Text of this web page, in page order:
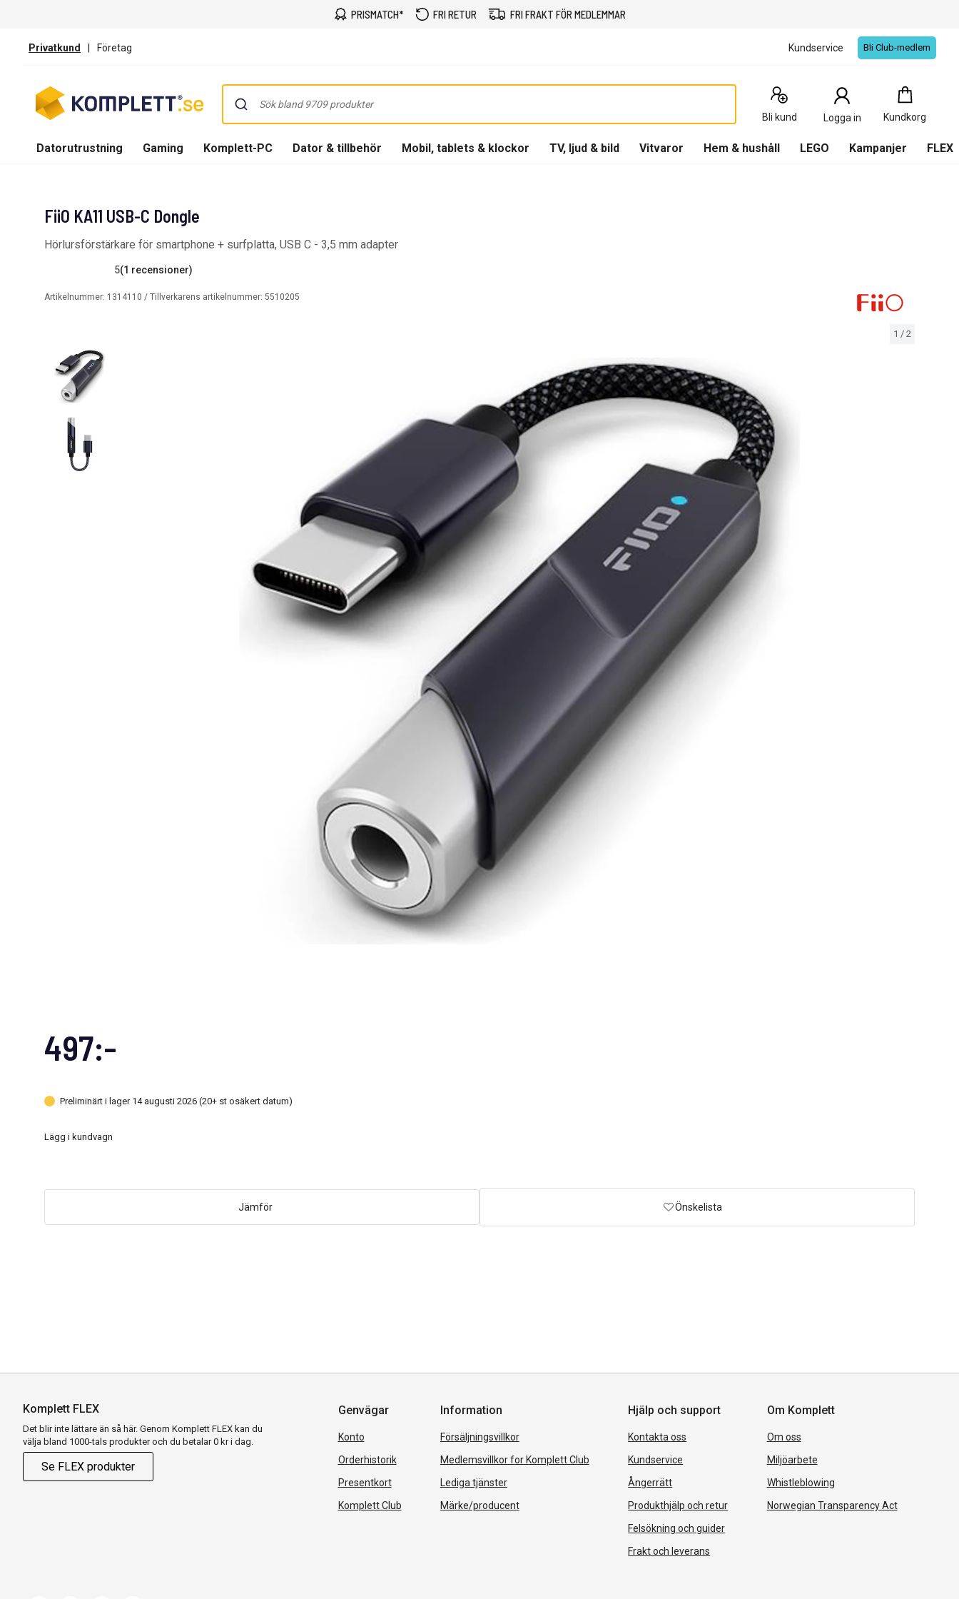
PRISMATCH* FRI RETUR FRI FRAKT FÖR MEDLEMMAR
Privatkund | Företag Kundservice Bli Club-medlem
Bli kund Logga in Kundkorg
Kundkorg
0
Produkter
Datorutrustning Gaming Komplett-PC Dator & tillbehör Mobil, tablets & klockor TV, ljud & bild Vitvaror Hem & hushåll LEGO Kampanjer FLEX
1 / 2
FiiO KA11 USB-C Dongle
Hörlursförstärkare för smartphone + surfplatta, USB C - 3,5 mm adapter
5(1 recensioner)
Artikelnummer: 1314110 / Tillverkarens artikelnummer: 5510205
497:-
Preliminärt i lager 14 augusti 2026 (20+ st osäkert datum)
Lägg i kundvagn
Jämför Önskelista
Komplett FLEX
Det blir inte lättare än så här. Genom Komplett FLEX kan du
välja bland 1000-tals produkter och du betalar 0 kr i dag.
Se FLEX produkter
Genvägar
Konto
Orderhistorik
Presentkort
Komplett Club
Information
Försäljningsvillkor
Medlemsvillkor for Komplett Club
Lediga tjänster
Märke/producent
Hjälp och support
Kontakta oss
Kundservice
Ångerrätt
Produkthjälp och retur
Felsökning och guider
Frakt och leverans
Om Komplett
Om oss
Miljöarbete
Whistleblowing
Norwegian Transparency Act